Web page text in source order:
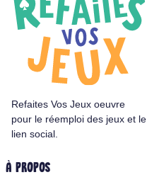
Refaites Vos Jeux oeuvre
pour le réemploi des jeux et le
lien social.
À PROPOS